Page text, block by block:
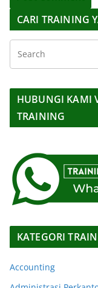
CARI TRAINING
HUBUNGI KAMI
TRAINING
KATEGORI
Accounting